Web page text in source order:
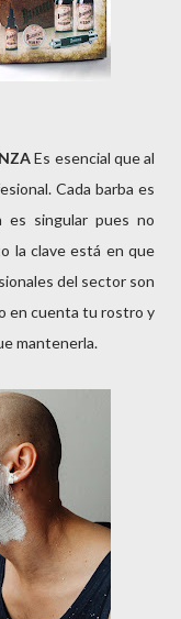
Es esencial que al
Cada barba es
es singular pues no
la clave está en que
del sector son
en cuenta tu rostro y
mantenerla.